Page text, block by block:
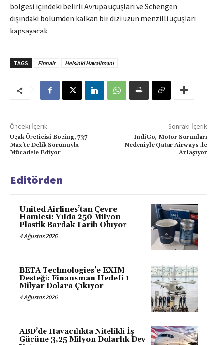
bölgesi içindeki belirli Avrupa uçuşları ve Schengen
dışındaki bölümden kalkan bir dizi uzun menzilli uçuşları
kapsayacak.
TAGS Finnair Helsinki Havalimanı
Önceki İçerik
Uçak Üreticisi Boeing, 737
Max’te Delik Sorunuyla
Mücadele Ediyor
Sonraki İçerik
IndiGo, Motor Sorunları
Nedeniyle Qatar Airways ile
Anlaşıyor
Editörden
United Airlines’tan Çevre
Hamlesi: Yılda 250 Milyon
Plastik Bardak Tarih Oluyor
4 Ağustos 2026
BETA Technologies’e EXIM
Desteği: Finansman Hedefi 1
Milyar Dolara Çıkıyor
4 Ağustos 2026
ABD’de Havacılıkta Nitelikli İş
Gücüne 3,25 Milyon Dolarlık Dev